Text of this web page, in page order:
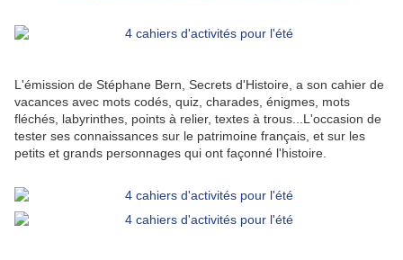
L'émission de Stéphane Bern, Secrets d'Histoire, a son cahier de
vacances avec mots codés, quiz, charades, énigmes, mots
fléchés, labyrinthes, points à relier, textes à trous...L'occasion de
tester ses connaissances sur le patrimoine français, et sur les
petits et grands personnages qui ont façonné l'histoire.